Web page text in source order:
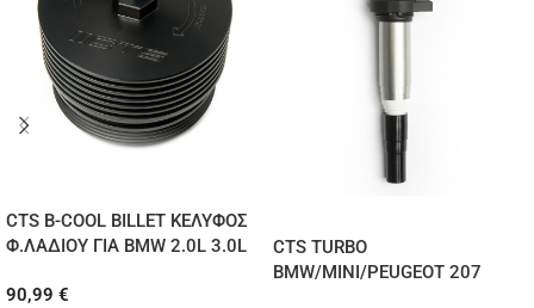
CTS B-COOL BILLET ΚΕΛΥΦΟΣ
Φ.ΛΑΔΙΟΥ ΓΙΑ BMW 2.0L 3.0L
N20/N26/N52/N54/N55/S55
90,99 €
CTS TURBO
BMW/MINI/PEUGEOT 207